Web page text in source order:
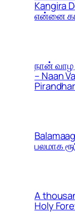
Kangira
என்னை
நான் வாழ
– Naan
பலமாக
A
Holy